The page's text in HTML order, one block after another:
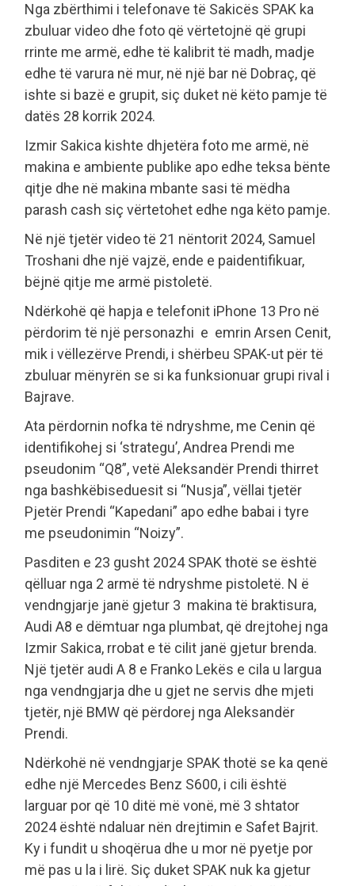
Nga zbërthimi i telefonave të Sakicës SPAK ka
zbuluar video dhe foto që vërtetojnë që grupi
rrinte me armë, edhe të kalibrit të madh, madje
edhe të varura në mur, në një bar në Dobraç, që
ishte si bazë e grupit, siç duket në këto pamje të
datës 28 korrik 2024.
Izmir Sakica kishte dhjetëra foto me armë, në
makina e ambiente publike apo edhe teksa bënte
qitje dhe në makina mbante sasi të mëdha
parash cash siç vërtetohet edhe nga këto pamje.
Në një tjetër video të 21 nëntorit 2024, Samuel
Troshani dhe një vajzë, ende e paidentifikuar,
bëjnë qitje me armë pistoletë.
Ndërkohë që hapja e telefonit iPhone 13 Pro në
përdorim të një personazhi e emrin Arsen Cenit,
mik i vëllezërve Prendi, i shërbeu SPAK-ut për të
zbuluar mënyrën se si ka funksionuar grupi rival i
Bajrave.
Ata përdornin nofka të ndryshme, me Cenin që
identifikohej si ‘strategu’, Andrea Prendi me
pseudonim “Q8”, vetë Aleksandër Prendi thirret
nga bashkëbiseduesit si “Nusja”, vëllai tjetër
Pjetër Prendi “Kapedani” apo edhe babai i tyre
me pseudonimin “Noizy”.
Pasditen e 23 gusht 2024 SPAK thotë se është
qëlluar nga 2 armë të ndryshme pistoletë. N ë
vendngjarje janë gjetur 3 makina të braktisura,
Audi A8 e dëmtuar nga plumbat, që drejtohej nga
Izmir Sakica, rrobat e të cilit janë gjetur brenda.
Një tjetër audi A 8 e Franko Lekës e cila u largua
nga vendngjarja dhe u gjet ne servis dhe mjeti
tjetër, një BMW që përdorej nga Aleksandër
Prendi.
Ndërkohë në vendngjarje SPAK thotë se ka qenë
edhe një Mercedes Benz S600, i cili është
larguar por që 10 ditë më vonë, më 3 shtator
2024 është ndaluar nën drejtimin e Safet Bajrit.
Ky i fundit u shoqërua dhe u mor në pyetje por
më pas u la i lirë. Siç duket SPAK nuk ka gjetur